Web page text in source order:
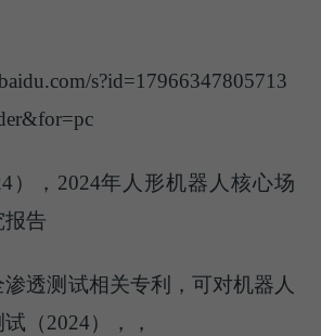
s?id=17966347805713
），2024年人形机器人核心场
报告
透测试相关专利，可对机器人
（2024），，